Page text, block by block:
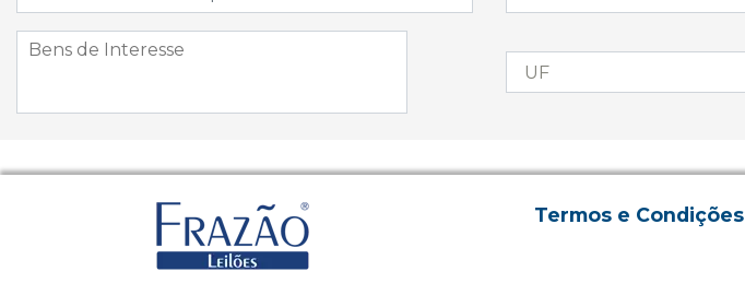
Termos e Condições